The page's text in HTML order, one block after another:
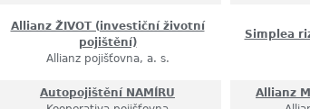
Allianz ŽIVOT (investiční životní
pojištění)
Allianz pojišťovna, a. s.
Simplea
Autopojištění NAMÍRU
Allianz